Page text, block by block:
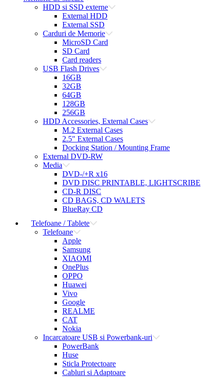
HDD si SSD externe
External HDD
External SSD
Carduri de Memorie
MicroSD Card
SD Card
Card readers
USB Flash Drives
16GB
32GB
64GB
128GB
256GB
HDD Accessories, External Cases
M.2 External Cases
2.5" External Cases
Docking Station / Mounting Frame
External DVD-RW
Media
DVD-/+R x16
DVD DISC PRINTABLE, LIGHTSCRIBE
CD-R DISC
CD BAGS, CD WALETS
BlueRay CD
Telefoane / Tablete
Telefoane
Apple
Samsung
XIAOMI
OnePlus
OPPO
Huawei
Vivo
Google
REALME
CAT
Nokia
Incarcatoare USB si Powerbank-uri
PowerBank
Huse
Sticla Protectoare
Cabluri si Adaptoare